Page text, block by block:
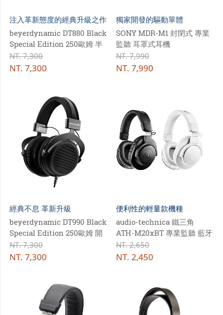
注入革新態度的經典升級之作
beyerdynamic DT880 Black
Special Edition 250歐姆 半
開放式 頭戴耳機 夜霧黑
NT.7,300
NT. 7,300
獨家開發的驅動單體
SONY MDR-M1 封閉式 專業
監聽 耳罩式耳機
NT.7,990
NT. 7,990
經典不息 革新升級
beyerdynamic DT990 Black
Special Edition 250歐姆 開
放式 頭戴耳機 夜霧黑
NT.7,300
NT. 7,300
便利性的輕量款機種
audio-technica 鐵三角
ATH-M20xBT 專業監聽 藍牙
無線耳機
NT.2,650
NT. 2,450